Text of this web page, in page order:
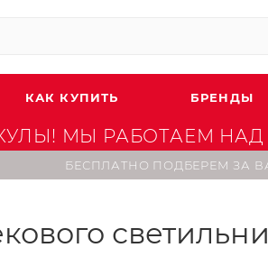
КАК КУПИТЬ БРЕНДЫ
МЫ РАБОТАЕМ
БЕСПЛАТНО ПОДБЕРЕМ ЗА